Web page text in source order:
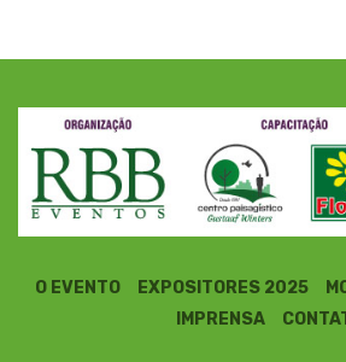
O EVENTO EXPOSITORES 2025
IMPRENSA